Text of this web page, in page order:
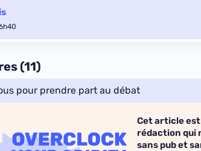
(11)
pour prendre part au débat
Cet article
rédaction qui
sans pub et